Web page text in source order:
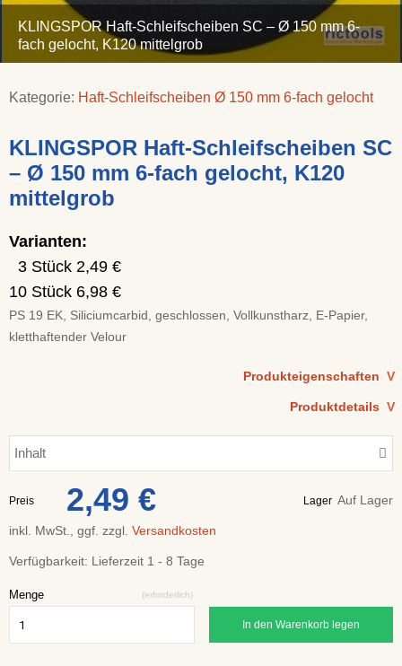
KLINGSPOR Haft-Schleifscheiben SC – Ø 150 mm 6-
fach gelocht, K120 mittelgrob
Kategorie: Haft-Schleifscheiben Ø 150 mm 6-fach gelocht
KLINGSPOR Haft-Schleifscheiben SC
– Ø 150 mm 6-fach gelocht, K120
mittelgrob
Varianten:
3 Stück 2,49 €
10 Stück 6,98 €
PS 19 EK, Siliciumcarbid, geschlossen, Vollkunstharz, E-Papier,
kletthaftender Velour
Produkteigenschaften V
Produktdetails V
Inhalt
Preis 2,49 € Lager Auf Lager
inkl. MwSt., ggf. zzgl. Versandkosten
Verfügbarkeit: Lieferzeit 1 - 8 Tage
Menge (erforderlich)
In den Warenkorb legen